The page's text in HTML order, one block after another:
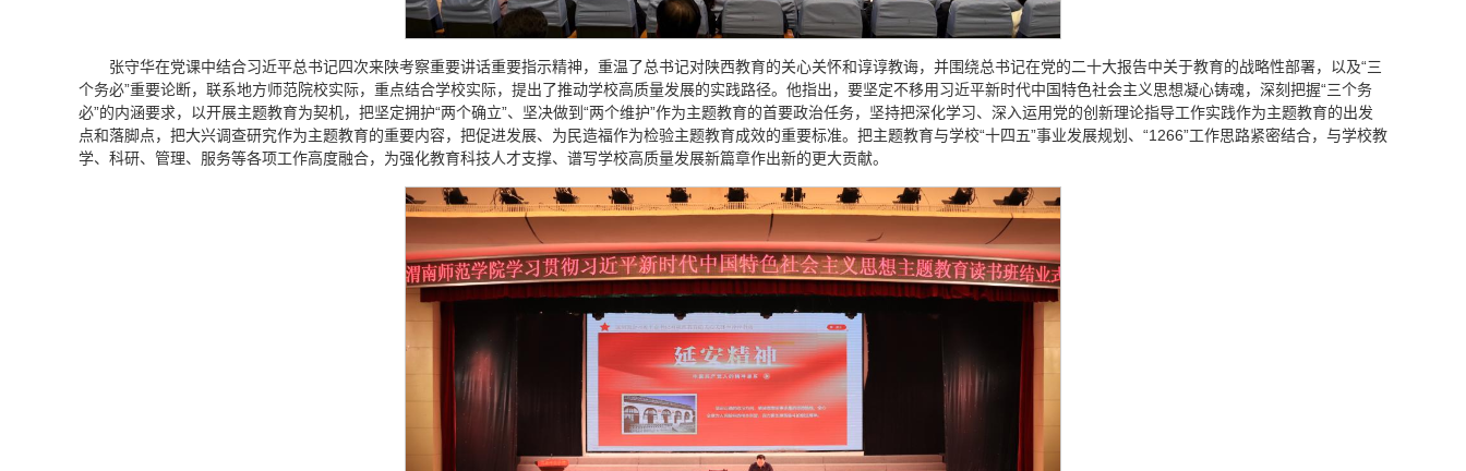
张守华在党课中结合习近平总书记四次来陕考察重要讲话重要指示精神，重温了总书记对陕西教育的关心关怀和谆谆教诲，并围绕总书记在党的二十大报告中关于教育的战略性部署，以及“三
个务必”重要论断，联系地方师范院校实际，重点结合学校实际，提出了推动学校高质量发展的实践路径。他指出，要坚定不移用习近平新时代中国特色社会主义思想凝心铸魂，深刻把握“三个务
必”的内涵要求，以开展主题教育为契机，把坚定拥护“两个确立”、坚决做到“两个维护”作为主题教育的首要政治任务，坚持把深化学习、深入运用党的创新理论指导工作实践作为主题教育的出发
点和落脚点，把大兴调查研究作为主题教育的重要内容，把促进发展、为民造福作为检验主题教育成效的重要标准。把主题教育与学校“十四五”事业发展规划、“1266”工作思路紧密结合，与学校教
学、科研、管理、服务等各项工作高度融合，为强化教育科技人才支撑、谱写学校高质量发展新篇章作出新的更大贡献。